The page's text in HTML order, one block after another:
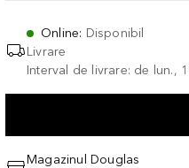
Online: Disponibil
Livrare
Interval de livrare: de lun.,
Magazinul Douglas